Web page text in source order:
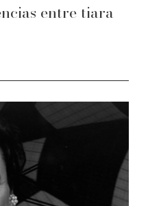
entre tiara